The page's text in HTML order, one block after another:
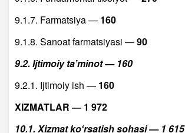
9.1.7. Farmatsiya — 160
9.1.8. Sanoat farmatsiyasi —90
9.2. Ijtimoiy taʼminot — 160
9.2.1. Ijtimoiy ish — 160
XIZMATLAR — 1 972
10.1. Xizmat koʻrsatish sohasi — 1 615